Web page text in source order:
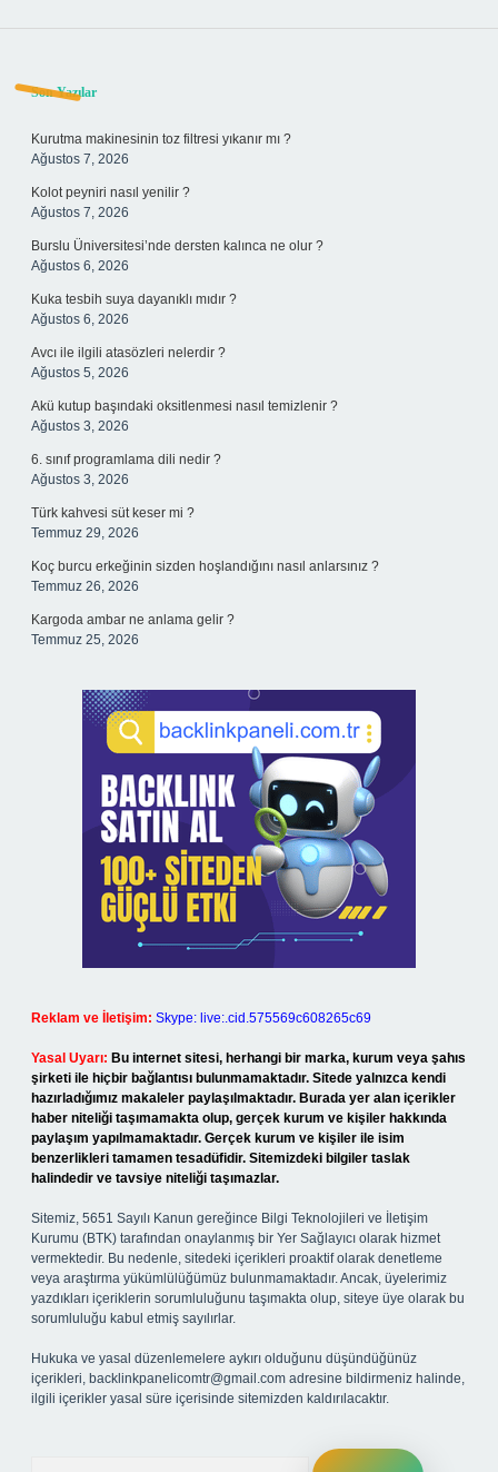
Sidebar
Son Yazılar
Kurutma makinesinin toz filtresi yıkanır mı ?
Ağustos 7, 2026
Kolot peyniri nasıl yenilir ?
Ağustos 7, 2026
Burslu Üniversitesi’nde dersten kalınca ne olur ?
Ağustos 6, 2026
Kuka tesbih suya dayanıklı mıdır ?
Ağustos 6, 2026
Avcı ile ilgili atasözleri nelerdir ?
Ağustos 5, 2026
Akü kutup başındaki oksitlenmesi nasıl temizlenir ?
Ağustos 3, 2026
6. sınıf programlama dili nedir ?
Ağustos 3, 2026
Türk kahvesi süt keser mi ?
Temmuz 29, 2026
Koç burcu erkeğinin sizden hoşlandığını nasıl anlarsınız ?
Temmuz 26, 2026
Kargoda ambar ne anlama gelir ?
Temmuz 25, 2026
Reklam ve İletişim: Skype: live:.cid.575569c608265c69
Yasal Uyarı: Bu internet sitesi, herhangi bir marka, kurum veya şahıs
şirketi ile hiçbir bağlantısı bulunmamaktadır. Sitede yalnızca kendi
hazırladığımız makaleler paylaşılmaktadır. Burada yer alan içerikler
haber niteliği taşımamakta olup, gerçek kurum ve kişiler hakkında
paylaşım yapılmamaktadır. Gerçek kurum ve kişiler ile isim
benzerlikleri tamamen tesadüfidir. Sitemizdeki bilgiler taslak
halindedir ve tavsiye niteliği taşımazlar.
Sitemiz, 5651 Sayılı Kanun gereğince Bilgi Teknolojileri ve İletişim
Kurumu (BTK) tarafından onaylanmış bir Yer Sağlayıcı olarak hizmet
vermektedir. Bu nedenle, sitedeki içerikleri proaktif olarak denetleme
veya araştırma yükümlülüğümüz bulunmamaktadır. Ancak, üyelerimiz
yazdıkları içeriklerin sorumluluğunu taşımakta olup, siteye üye olarak bu
sorumluluğu kabul etmiş sayılırlar.
Hukuka ve yasal düzenlemelere aykırı olduğunu düşündüğünüz
içerikleri, backlinkpanelicomtr@gmail.com adresine bildirmeniz halinde,
ilgili içerikler yasal süre içerisinde sitemizden kaldırılacaktır.